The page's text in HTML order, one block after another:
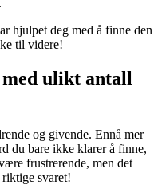
hjulpet deg med å finne den
til videre!
ulikt antall
og givende. Ennå mer
du bare ikke klarer å finne,
frustrerende, men det
svaret!